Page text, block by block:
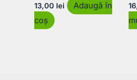
13,00 lei
Adaugă în
coș